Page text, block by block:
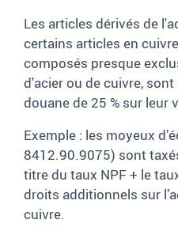
Les articles dérivés de
certains articles en
composés presque
d'acier ou de cuivre,
douane de 25 % sur leur
Exemple : les moyeux
8412.90.9075) sont
titre du taux NPF + le
droits additionnels sur
cuivre.